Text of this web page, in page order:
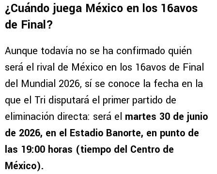
¿Cuándo juega México en los 16avos
de Final?
Aunque todavía no se ha confirmado quién
será el rival de México en los 16avos de Final
del Mundial 2026, sí se conoce la fecha en la
que el Tri disputará el primer partido de
eliminación directa: será el martes 30 de junio
de 2026, en el Estadio Banorte, en punto de
las 19:00 horas (tiempo del Centro de
México).